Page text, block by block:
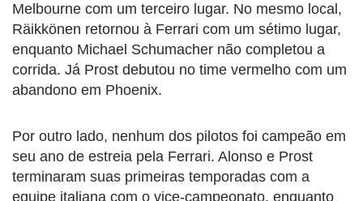
Melbourne com um terceiro lugar. No mesmo local,
Räikkönen retornou à Ferrari com um sétimo lugar,
enquanto Michael Schumacher não completou a
corrida. Já Prost debutou no time vermelho com um
abandono em Phoenix.
Por outro lado, nenhum dos pilotos foi campeão em
seu ano de estreia pela Ferrari. Alonso e Prost
terminaram suas primeiras temporadas com a
equipe italiana com o vice-campeonato, enquanto